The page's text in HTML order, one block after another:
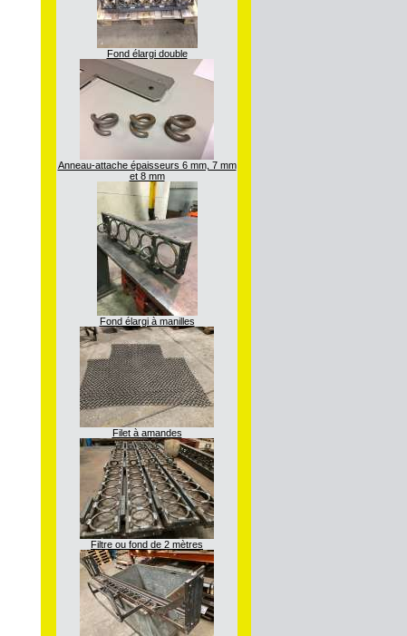
Fond élargi double
Anneau-attache épaisseurs 6 mm, 7 mm
et 8 mm
Fond élargi à manilles
Filet à amandes
Filtre ou fond de 2 mètres